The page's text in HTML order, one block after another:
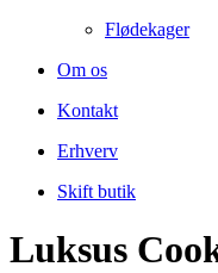
Flødekager
Om os
Kontakt
Erhverv
Skift butik
Luksus